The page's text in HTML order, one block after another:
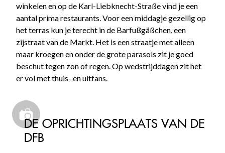
winkelen en op de Karl-Liebknecht-Straße vind je een
aantal prima restaurants. Voor een middagje gezellig op
het terras kun je terecht in de Barfußgäßchen, een
zijstraat van de Markt. Het is een straatje met alleen
maar kroegen en onder de grote parasols zit je goed
beschut tegen zon of regen. Op wedstrijddagen zit het
er vol met thuis- en uitfans.
DE OPRICHTINGSPLAATS VAN DE
DFB